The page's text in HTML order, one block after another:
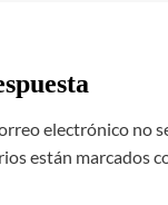
electrónico no
están marcados